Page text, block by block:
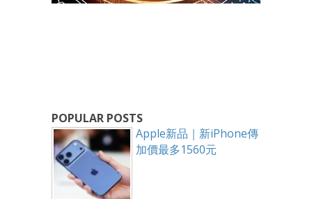
POPULAR POSTS
Apple新品｜新iPhone傳
加價最多1560元